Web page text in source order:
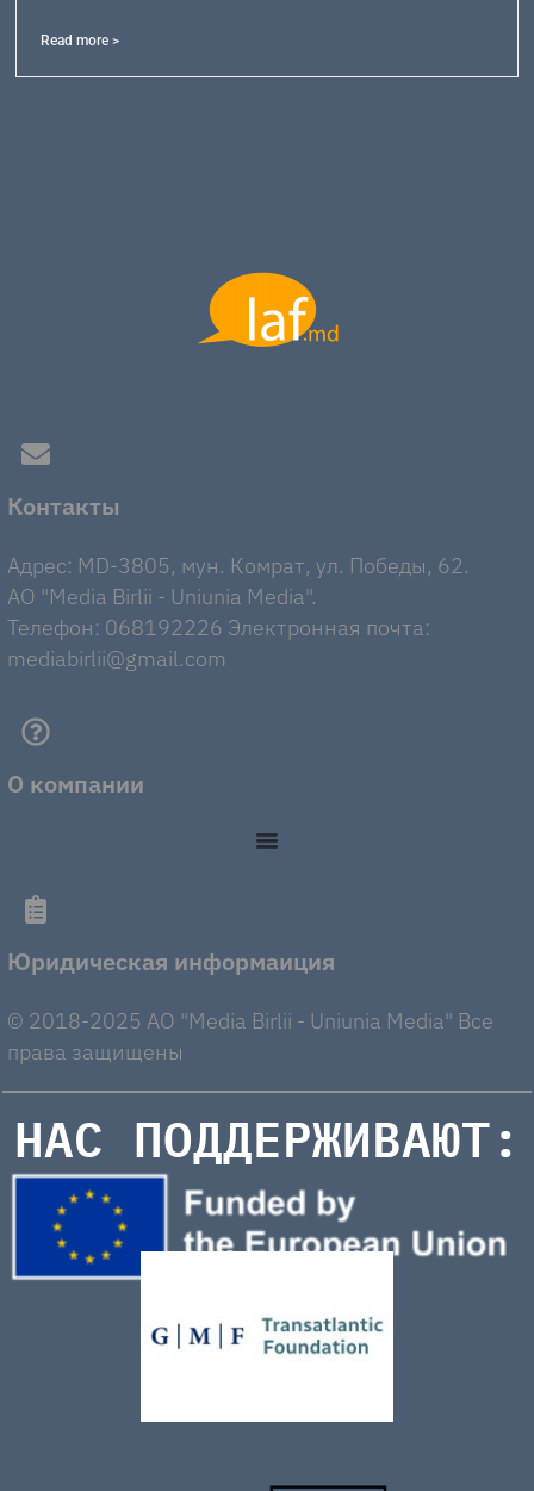
Read more >
Контакты
Адрес: MD-3805, мун. Комрат, ул. Победы, 62.
AO "Media Birlii - Uniunia Media".
Телефон: 068192226 Электронная почта:
mediabirlii@gmail.com
О компании
Юридическая информаиция
© 2018-2025 AO "Media Birlii - Uniunia Media" Все
права защищены
НАС ПОДДЕРЖИВАЮТ: